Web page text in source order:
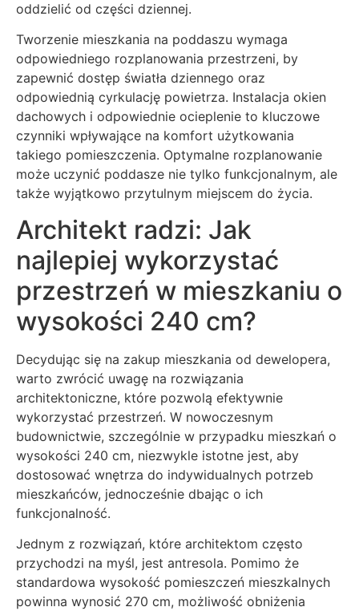
oddzielić od części dziennej.
Tworzenie mieszkania na poddaszu wymaga
odpowiedniego rozplanowania przestrzeni, by
zapewnić dostęp światła dziennego oraz
odpowiednią cyrkulację powietrza. Instalacja okien
dachowych i odpowiednie ocieplenie to kluczowe
czynniki wpływające na komfort użytkowania
takiego pomieszczenia. Optymalne rozplanowanie
może uczynić poddasze nie tylko funkcjonalnym, ale
także wyjątkowo przytulnym miejscem do życia.
Architekt radzi: Jak
najlepiej wykorzystać
przestrzeń w mieszkaniu o
wysokości 240 cm?
Decydując się na zakup mieszkania od dewelopera,
warto zwrócić uwagę na rozwiązania
architektoniczne, które pozwolą efektywnie
wykorzystać przestrzeń. W nowoczesnym
budownictwie, szczególnie w przypadku mieszkań o
wysokości 240 cm, niezwykle istotne jest, aby
dostosować wnętrza do indywidualnych potrzeb
mieszkańców, jednocześnie dbając o ich
funkcjonalność.
Jednym z rozwiązań, które architektom często
przychodzi na myśl, jest antresola. Pomimo że
standardowa wysokość pomieszczeń mieszkalnych
powinna wynosić 270 cm, możliwość obniżenia